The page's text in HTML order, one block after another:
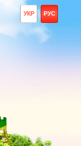
РУС
УКР